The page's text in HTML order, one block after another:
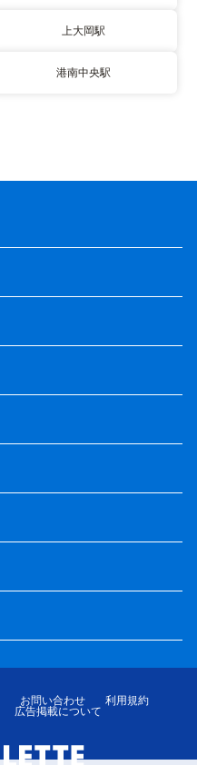
上大岡駅
港南中央駅
お問い合わせ
利用規約
広告掲載について